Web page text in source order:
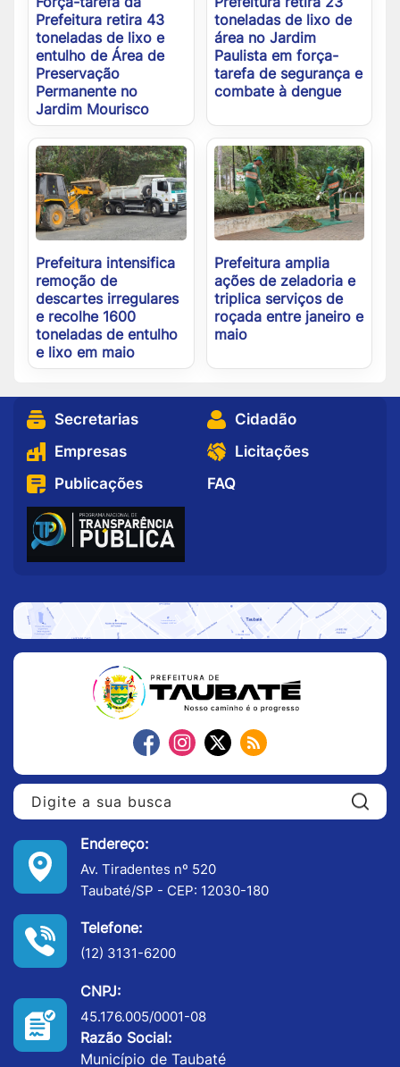
Prefeitura retira 43
toneladas de lixo e
entulho de Área de
Preservação
Permanente no
Jardim Mourisco
toneladas de lixo de
área no Jardim
Paulista em força-
tarefa de segurança e
combate à dengue
Prefeitura intensifica
remoção de
descartes irregulares
e recolhe 1600
toneladas de entulho
e lixo em maio
Prefeitura amplia
ações de zeladoria e
triplica serviços de
roçada entre janeiro e
maio
Secretarias
Cidadão
Empresas
Licitações
Publicações
FAQ
Endereço:
Av. Tiradentes nº 520
Taubaté/SP - CEP: 12030-180
Telefone:
(12) 3131-6200
CNPJ:
45.176.005/0001-08
Razão Social:
Município de Taubaté